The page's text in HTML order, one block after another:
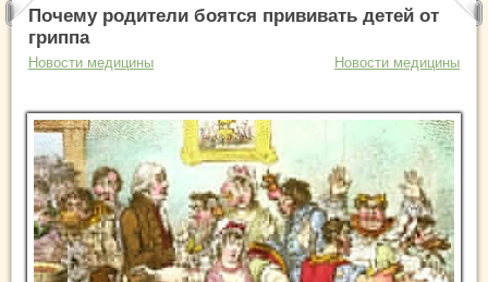
Почему родители боятся прививать детей от
гриппа
Новости медицины Новости медицины